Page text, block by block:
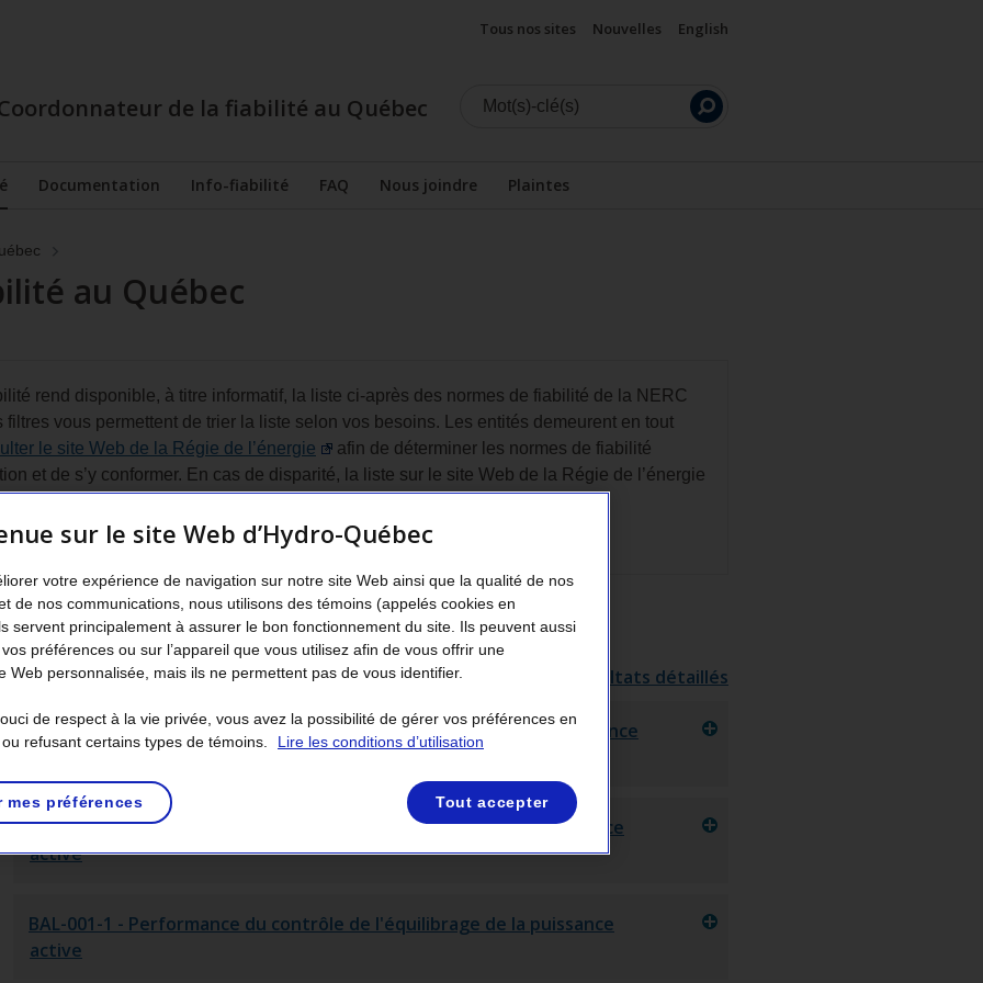
Tous nos sites Nouvelles English
de la fiabilité au Québec
Lancer
Documentation Info-fiabilité FAQ Nous joindre Plaintes
au Québec
rend disponible, à titre informatif, la liste ci-après des normes de fiabilité de la NERC
vous permettent de trier la liste selon vos besoins. Les entités demeurent en tout
le site Web de la Régie de l’énergie
afin de déterminer les normes de fiabilité
et de s’y conformer. En cas de disparité, la liste sur le site Web de la Régie de l’énergie
Ko
Nombre de résultats trouvés : Résultats détaillés
BAL-001-0.1a - Performance du contrôle de l'équilibrage de la puissance
BAL-001-0a- Performance du contrôle de l'équilibrage de la puissance
active
BAL-001-1 - Performance du contrôle de l'équilibrage de la puissance
active
sur le site Web d’Hydro-Québec
votre expérience de navigation sur notre site Web ainsi que la qualité de nos
de nos communications, nous utilisons des témoins (appelés cookies en
servent principalement à assurer le bon fonctionnement du site. Ils peuvent aussi
préférences ou sur l’appareil que vous utilisez afin de vous offrir une
Web personnalisée, mais ils ne permettent pas de vous identifier.
de respect à la vie privée, vous avez la possibilité de gérer vos préférences en
refusant certains types de témoins.
Lire les conditions d’utilisation
mes préférences Tout accepter